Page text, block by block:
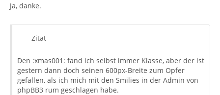
Ja, danke.
Zitat
Den :xmas001: fand ich selbst immer Klasse, aber der ist
gestern dann doch seinen 600px-Breite zum Opfer
gefallen, als ich mich mit den Smilies in der Admin von
phpBB3 rum geschlagen habe.